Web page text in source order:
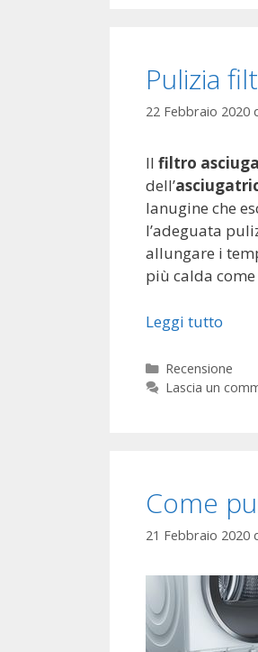
Pulizia
22 Febbraio 2020
Il filtro
dell’
lanugine che
l’adeguata
allungare i
più calda
Leggi tutto
Categorie
Recensione
Lascia un
Come
21 Febbraio 2020